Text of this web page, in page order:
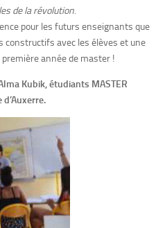
de la révolution.
pour les futurs enseignants que
constructifs avec les élèves et une
année de master !
Kubik, étudiants MASTER